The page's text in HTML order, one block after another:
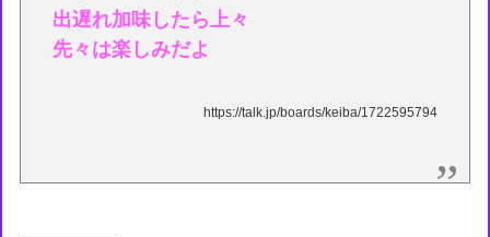
出遅れ加味したら上々
先々は楽しみだよ
https://talk.jp/boards/keiba/1722595794